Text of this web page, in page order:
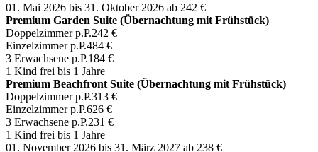
01. Mai 2026 bis 31. Oktober 2026 ab 242 €
Premium Garden Suite (Übernachtung mit Frühstück)
Doppelzimmer p.P.242 €
Einzelzimmer p.P.484 €
3 Erwachsene p.P.184 €
1 Kind frei bis 1 Jahre
Premium Beachfront Suite (Übernachtung mit Frühstück)
Doppelzimmer p.P.313 €
Einzelzimmer p.P.626 €
3 Erwachsene p.P.231 €
1 Kind frei bis 1 Jahre
01. November 2026 bis 31. März 2027 ab 238 €